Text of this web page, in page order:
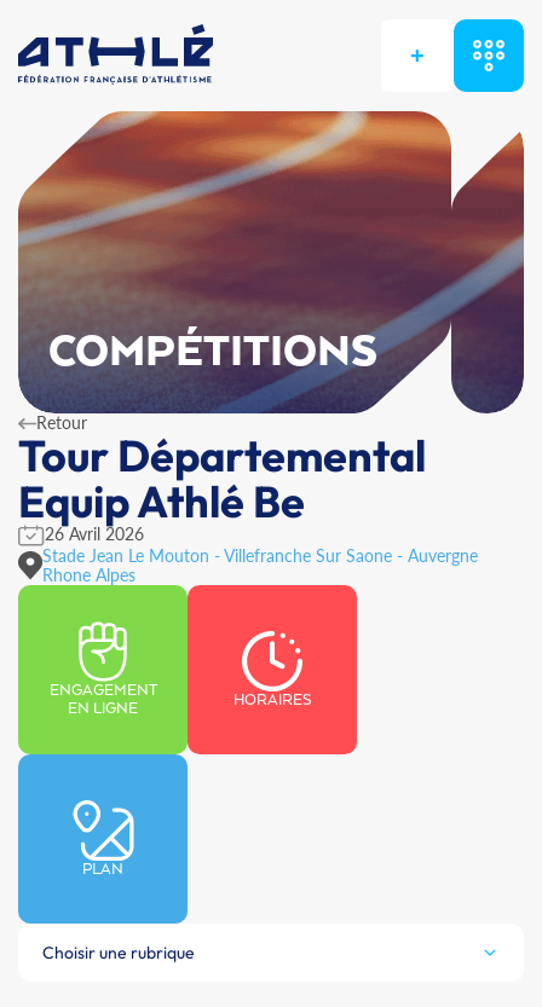
+
COMPÉTITIONS
Retour
Tour Départemental
Equip Athlé Be
26 Avril 2026
Stade Jean Le Mouton - Villefranche Sur Saone - Auvergne
Rhone Alpes
ENGAGEMENT
EN LIGNE
HORAIRES
PLAN
Choisir une rubrique